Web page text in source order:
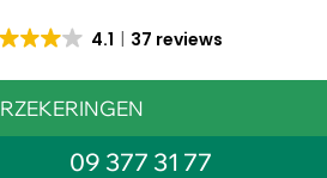
4.1 37 reviews
09 377 31 77